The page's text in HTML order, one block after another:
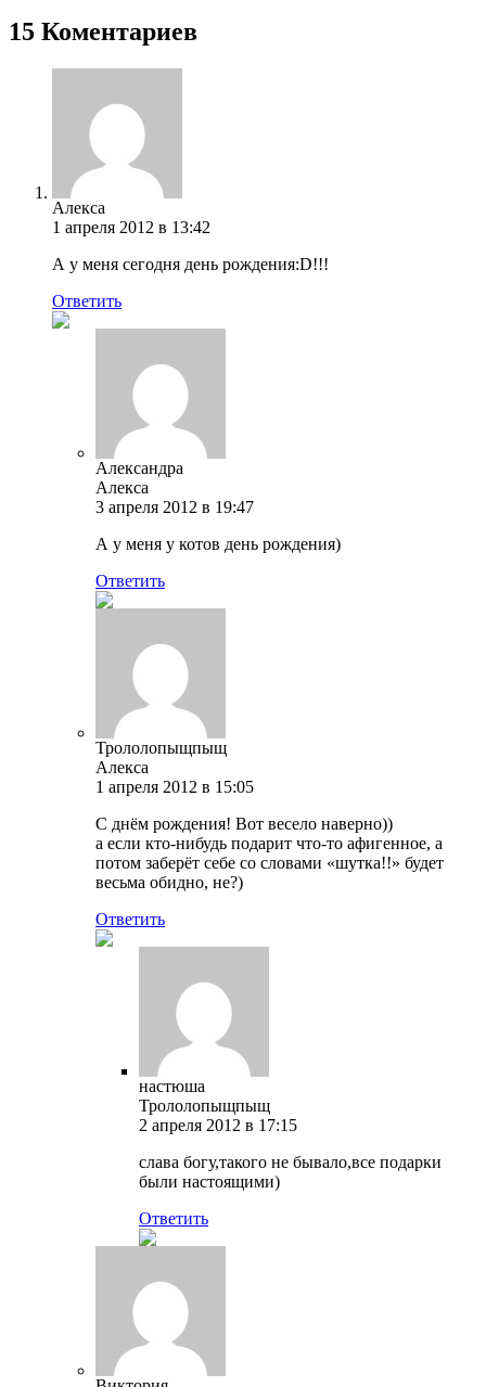
15 Коментариев
Алекса
1 апреля 2012 в 13:42
А у меня сегодня день рождения:D!!!
Ответить
Александра
Алекса
3 апреля 2012 в 19:47
А у меня у котов день рождения)
Ответить
Трололопыщпыщ
Алекса
1 апреля 2012 в 15:05
С днём рождения! Вот весело наверно))
а если кто-нибудь подарит что-то афигенное, а
потом заберёт себе со словами «шутка!!» будет
весьма обидно, не?)
Ответить
настюша
Трололопыщпыщ
2 апреля 2012 в 17:15
слава богу,такого не бывало,все подарки
были настоящими)
Ответить